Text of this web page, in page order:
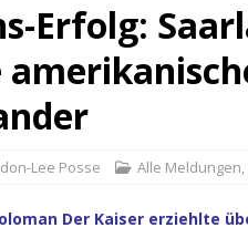
Erfolg:
Lee Posse Alle Meldungen,
Der Kaiser erziehlte